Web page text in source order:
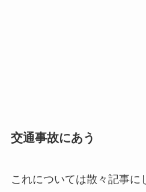
交通事故にあう
これについては散々記事に